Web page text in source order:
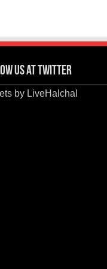
us at Twitter
by LiveHalchal